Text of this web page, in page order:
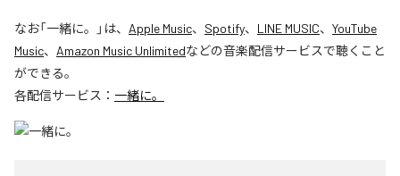
なお「一緒に。 」は、 Apple Music、 Spotify、 LINE MUSIC、 YouTube
Music、 Amazon Music Unlimitedなどの音楽配信サービスで聴くこと
ができる。
各配信サービス： 一緒に。